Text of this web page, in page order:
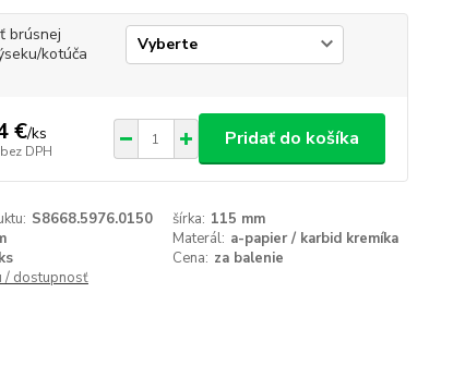
brúsnej
kotúča
€/ks
bez DPH
Pridať do košíka
S8668.5976.0150 šírka: 115 mm
Materál: a-papier / karbid kremíka
Cena: za balenie
/ dostupnosť